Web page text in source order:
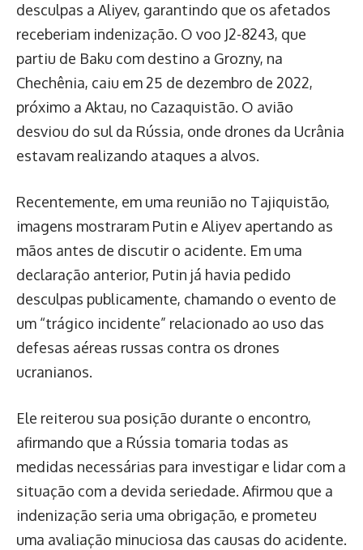
desculpas a Aliyev, garantindo que os afetados
receberiam indenização. O voo J2-8243, que
partiu de Baku com destino a Grozny, na
Chechênia, caiu em 25 de dezembro de 2022,
próximo a Aktau, no Cazaquistão. O avião
desviou do sul da Rússia, onde drones da Ucrânia
estavam realizando ataques a alvos.
Recentemente, em uma reunião no Tajiquistão,
imagens mostraram Putin e Aliyev apertando as
mãos antes de discutir o acidente. Em uma
declaração anterior, Putin já havia pedido
desculpas publicamente, chamando o evento de
um “trágico incidente” relacionado ao uso das
defesas aéreas russas contra os drones
ucranianos.
Ele reiterou sua posição durante o encontro,
afirmando que a Rússia tomaria todas as
medidas necessárias para investigar e lidar com a
situação com a devida seriedade. Afirmou que a
indenização seria uma obrigação, e prometeu
uma avaliação minuciosa das causas do acidente.